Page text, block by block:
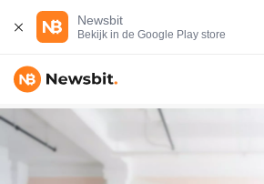
Newsbit
Bekijk in de Google Play store